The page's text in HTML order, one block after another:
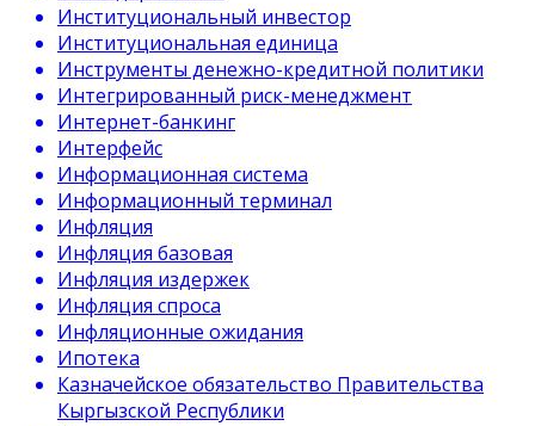
Институциональный инвестор
Институциональная единица
Инструменты денежно-кредитной политики
Интегрированный риск-менеджмент
Интернет-банкинг
Интерфейс
Информационная система
Информационный терминал
Инфляция
Инфляция базовая
Инфляция издержек
Инфляция спроса
Инфляционные ожидания
Ипотека
Казначейское обязательство Правительства
Кыргызской Республики